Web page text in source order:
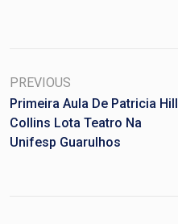
PREVIOUS
Primeira Aula De Patricia Hill
Collins Lota Teatro Na
Unifesp Guarulhos